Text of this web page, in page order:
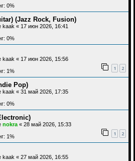
0%
(Jazz Rock, Fusion)
kaak « 17 июн 2026, 16:41
0%
kaak « 17 июн 2026, 15:56
1 2
1%
Pop)
kaak « 31 май 2026, 17:35
0%
nokra « 28 май 2026, 15:33
1 2
1%
kaak « 27 май 2026, 16:55